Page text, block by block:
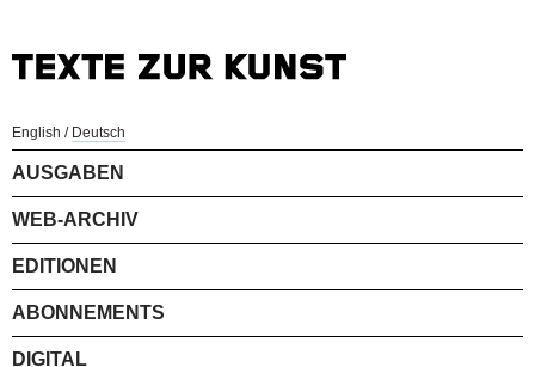
English / Deutsch
AUSGABEN
WEB-ARCHIV
EDITIONEN
ABONNEMENTS
DIGITAL